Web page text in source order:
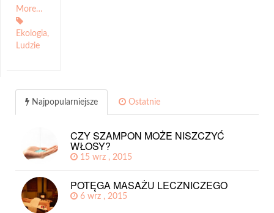
More…
Ekologia,
Ludzie
Najpopularniejsze Ostatnie
CZY SZAMPON MOŻE NISZCZYĆ
WŁOSY?
15 wrz , 2015
POTĘGA MASAŻU LECZNICZEGO
6 wrz , 2015